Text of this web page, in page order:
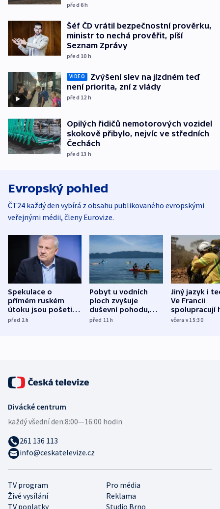
před 6h
Šéf ČD vrátil bezpečnostní prověrku,
ministr to nechá prověřit, píší
Seznam Zprávy
před 10 h
VIDEO
Zvýšení slev na jízdném teď
není priorita, zní z vlády
před 12 h
Opilých řidičů nemotorových vozidel
skokově přibylo, nejvíc ve středních
Čechách
před 13 h
Evropský pohled
ČT24 každý den vybírá z obsahu publikovaného evropskými
veřejnými médii, členy Eurovize.
Spekulace o
přímém ruském
útoku jsou pošetilé,
míní estonský
před 2h
Pobyt u vodních
ploch zvyšuje
duševní pohodu,
ukázala
před 11h
Jiný jazyk i
Ve Francii
spolupracují
různých zemí
včera v 15:30
TV program
Pro média
Živé vysílání
Reklama
TV poplatky
Studio Brno
Divácké centrum
každý všední den:8:00—16:00 hodin
261 136 113
info@ceskatelevize.cz